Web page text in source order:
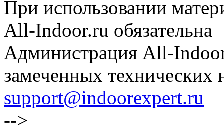
При использовании
All-Indoor.ru обязательна
Администрация All-
замеченных технических
support@indoorexpert.ru
-->